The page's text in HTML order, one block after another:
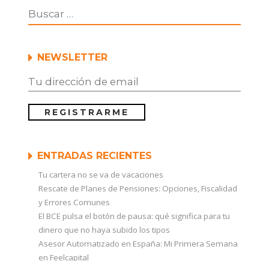
NEWSLETTER
ENTRADAS RECIENTES
Tu cartera no se va de vacaciones
Rescate de Planes de Pensiones: Opciones, Fiscalidad
y Errores Comunes
El BCE pulsa el botón de pausa: qué significa para tu
dinero que no haya subido los tipos
Asesor Automatizado en España: Mi Primera Semana
en Feelcapital